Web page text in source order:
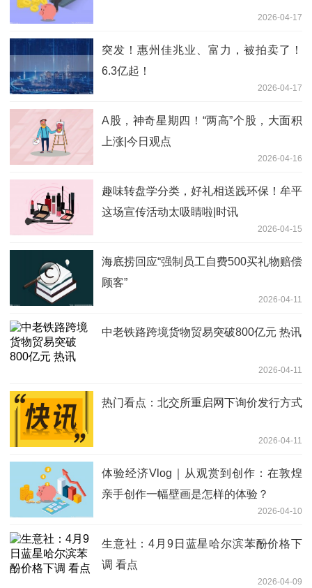
2026-04-17
突发！惠州佳兆业、富力，被拍卖了！
6.3亿起！
2026-04-17
A股，神奇星期四！“两高”个股，大面积
上涨|今日观点
2026-04-16
趣味转盘学分类，好礼相送践环保！牟平
这场宣传活动太吸睛啦|时讯
2026-04-15
海底捞回应“强制员工自费500买礼物赔偿
顾客”
2026-04-11
中老铁路跨境货物贸易突破800亿元 热讯
2026-04-11
热门看点：北交所重启网下询价发行方式
2026-04-11
体验经济Vlog｜从观赏到创作：在敦煌
亲手创作一幅壁画是怎样的体验？
2026-04-10
生意社：4月9日蓝星哈尔滨苯酚价格下
调 看点
2026-04-09